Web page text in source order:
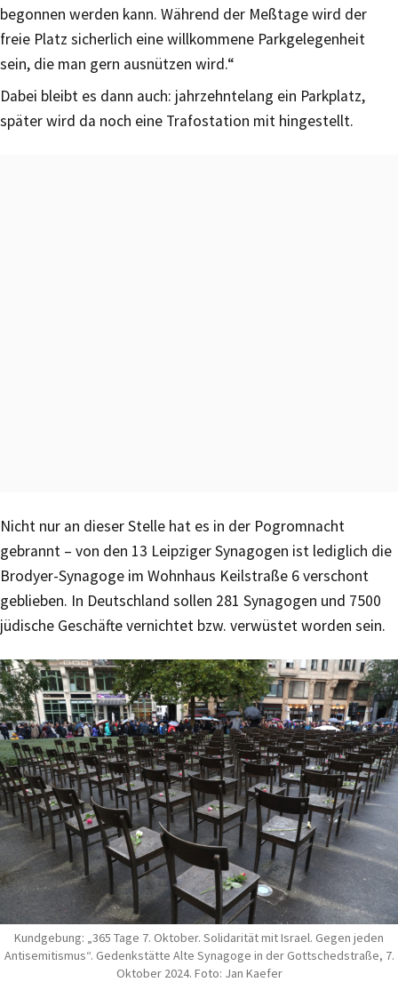
begonnen werden kann. Während der Meßtage wird der
freie Platz sicherlich eine willkommene Parkgelegenheit
sein, die man gern ausnützen wird.“
Dabei bleibt es dann auch: jahrzehntelang ein Parkplatz,
später wird da noch eine Trafostation mit hingestellt.
Nicht nur an dieser Stelle hat es in der Pogromnacht
gebrannt – von den 13 Leipziger Synagogen ist lediglich die
Brodyer-Synagoge im Wohnhaus Keilstraße 6 verschont
geblieben. In Deutschland sollen 281 Synagogen und 7500
jüdische Geschäfte vernichtet bzw. verwüstet worden sein.
Kundgebung: „365 Tage 7. Oktober. Solidarität mit Israel. Gegen jeden
Antisemitismus“. Gedenkstätte Alte Synagoge in der Gottschedstraße, 7.
Oktober 2024. Foto: Jan Kaefer